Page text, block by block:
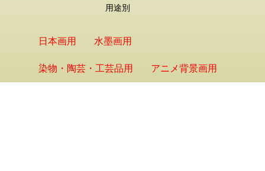
用途別
日本画用 水墨画用
染物・陶芸・工芸品用 アニメ背景画用